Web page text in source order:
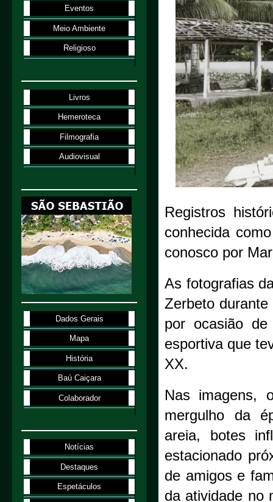
Registros
conhecida
conosco por
As fotografias
Zerbeto
por ocasião
esportiva que
XX.
Nas imagens,
mergulho da
areia, botes
estacionado
de amigos e
da atividade no
Eventos
Meio Ambiente
Religioso
Livros
Hemeroteca
Filmografia
Audiovisual
Dados Gerais
Mapa
História
Baú Caiçara
Colaborador
Notícias
Destaques
Espetáculos